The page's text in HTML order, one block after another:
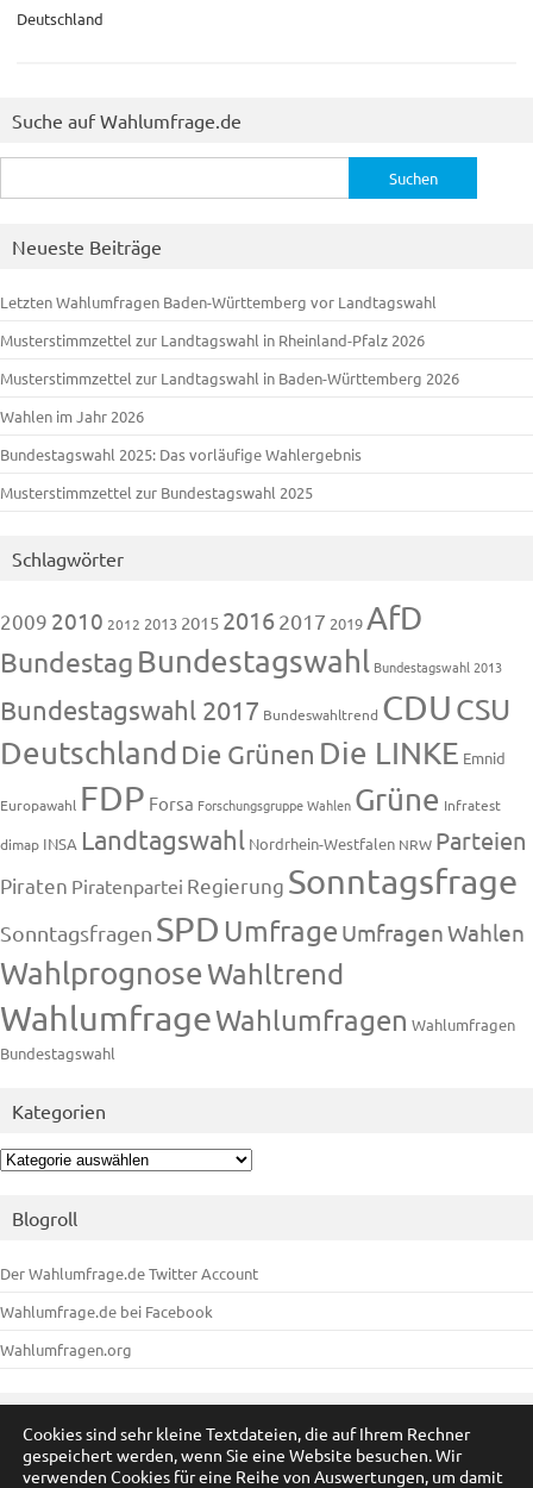
Deutschland
Suche auf Wahlumfrage.de
nach:
Neueste Beiträge
Letzten Wahlumfragen Baden-Württemberg vor Landtagswahl
Musterstimmzettel zur Landtagswahl in Rheinland-Pfalz 2026
Musterstimmzettel zur Landtagswahl in Baden-Württemberg 2026
Wahlen im Jahr 2026
Bundestagswahl 2025: Das vorläufige Wahlergebnis
Musterstimmzettel zur Bundestagswahl 2025
Schlagwörter
2009 2010 2012 2013 2015 20162017 2019AfD
Bundestag Bundestagswahl Bundestagswahl 2013
Bundestagswahl 2017 Bundeswahltrend CDUCSU
Deutschland Die Grünen Die LINKE Emnid
Europawahl FDP Forsa Forschungsgruppe Wahlen Grüne Infratest
dimap INSA Landtagswahl Nordrhein-Westfalen NRW Parteien
Piraten Piratenpartei Regierung Sonntagsfrage
Sonntagsfragen SPD Umfrage UmfragenWahlen
WahlprognoseWahltrend
WahlumfrageWahlumfragen Wahlumfragen
Bundestagswahl
Kategorien
Kategorien
Blogroll
Der Wahlumfrage.de Twitter Account
Wahlumfrage.de bei Facebook
Wahlumfragen.org
Anmelden
Cookies sind sehr kleine Textdateien, die auf Ihrem Rechner
gespeichert werden, wenn Sie eine Website besuchen. Wir
verwenden Cookies für eine Reihe von Auswertungen, um damit